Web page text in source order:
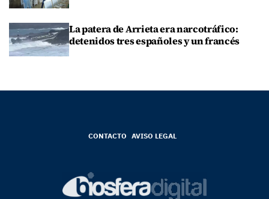
La patera de Arrieta era narcotráfico:
detenidos tres españoles y un francés
CONTACTO AVISO LEGAL